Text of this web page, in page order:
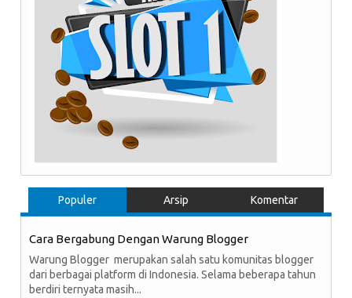
Populer Arsip Komentar
Cara Bergabung Dengan Warung Blogger
Warung Blogger merupakan salah satu komunitas blogger
dari berbagai platform di Indonesia. Selama beberapa tahun
berdiri ternyata masih...